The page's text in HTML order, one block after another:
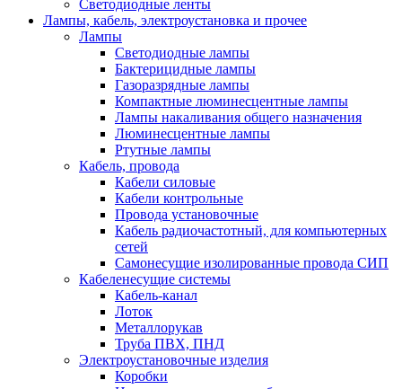
Светодиодные ленты
Лампы, кабель, электроустановка и прочее
Лампы
Светодиодные лампы
Бактерицидные лампы
Газоразрядные лампы
Компактные люминесцентные лампы
Лампы накаливания общего назначения
Люминесцентные лампы
Ртутные лампы
Кабель, провода
Кабели силовые
Кабели контрольные
Провода установочные
Кабель радиочастотный, для компьютерных
сетей
Самонесущие изолированные провода СИП
Кабеленесущие системы
Кабель-канал
Лоток
Металлорукав
Труба ПВХ, ПНД
Электроустановочные изделия
Коробки